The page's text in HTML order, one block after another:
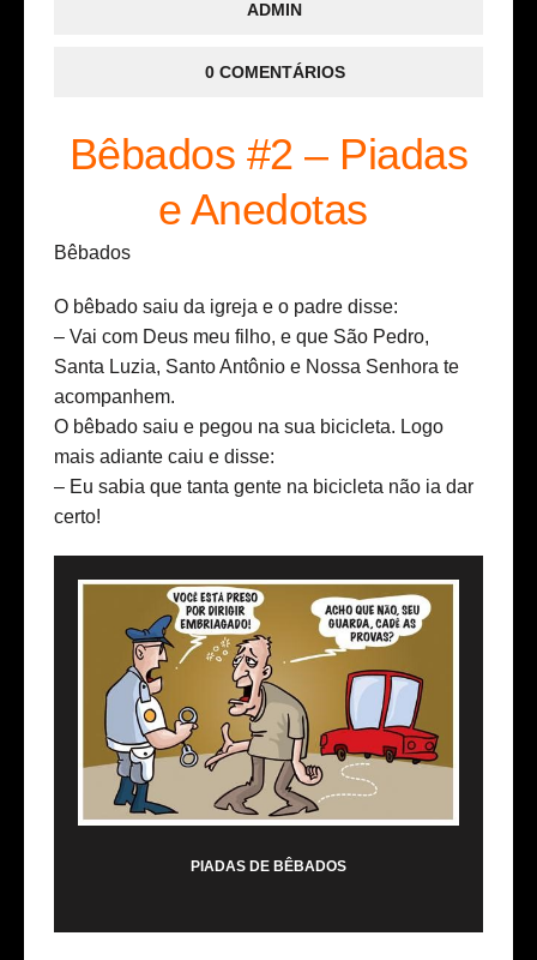
ADMIN
0 COMENTÁRIOS
Bêbados #2 – Piadas
e Anedotas
Bêbados
O bêbado saiu da igreja e o padre disse:
– Vai com Deus meu filho, e que São Pedro,
Santa Luzia, Santo Antônio e Nossa Senhora te
acompanhem.
O bêbado saiu e pegou na sua bicicleta. Logo
mais adiante caiu e disse:
– Eu sabia que tanta gente na bicicleta não ia dar
certo!
PIADAS DE BÊBADOS